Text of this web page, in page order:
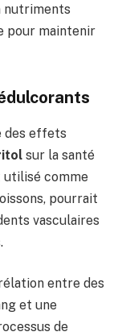
nutriments
pour maintenir
des effets
sur la santé
utilisé comme
pourrait
vasculaires
entre des
et une
de